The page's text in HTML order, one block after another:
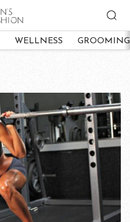
WELLNESS GROOMING